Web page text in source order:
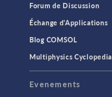
Forum de Discussion
Échange d'Applications
Blog COMSOL
Multiphysics Cyclopedia
Evenements